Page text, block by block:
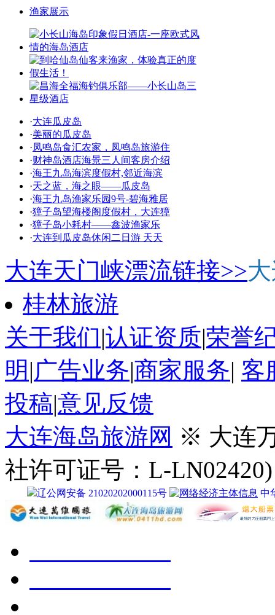
渔家展示
·大连瓜皮岛
·美丽的瓜皮岛
·凤鸣岛食汇农家，凤鸣岛旅游住
·财神岛酒店海景三人间客房介绍
·海王九岛海滨度假村,邻近海滨
·天之蓝，海之眼——瓜皮岛
·海王九岛渔家乐园9号-碧海雅居
·獐子岛望海楼阁度假村，大连獐
·獐子岛小耗村——鑫波渔家乐
·大连到瓜皮岛休闲二日游 天天
大连天门峡漂流链接>>
桂林旅游
关于我们|认证资质|荣誉
明 |广告业务|商家服务| 客
投稿|意见反馈
大连海岛旅游网 ※ 大连
社许可证号：L-LN02420)
辽公网安备 21020202000115号 中